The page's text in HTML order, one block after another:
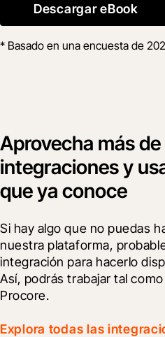
Descargar eBook
* Basado en una encuesta de
Aprovecha más
integraciones y
que ya conoce
Si hay algo que no puedas
nuestra plataforma,
integración para hacerlo
Así, podrás trabajar tal
Procore.
Explora todas las